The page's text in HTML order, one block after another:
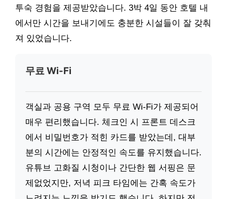
투숙 경험을 제공받았습니다. 3박 4일 동안 호텔 내
에서만 시간을 보내기에도 충분한 시설들이 잘 갖춰
져 있었습니다.
무료 Wi-Fi
객실과 공용 구역 모두 무료 Wi-Fi가 제공되어
매우 편리했습니다. 체크인 시 프론트 데스크
에서 비밀번호가 적힌 카드를 받았는데, 대부
분의 시간에는 안정적인 속도를 유지했습니다.
유튜브 고화질 시청이나 간단한 웹 서핑은 문
제없었지만, 저녁 피크 타임에는 간혹 속도가